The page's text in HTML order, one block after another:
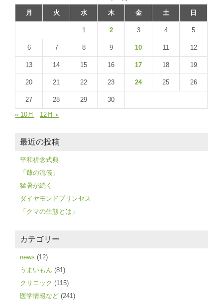
月
火 水 木 金 土 日
1 2 3 4 5
6 7 8 9 10 11 12
13 14 15 16 17 18 19
20 21 22 23 24 25 26
27 28 29
30
« 10月
12月 »
最近の投稿
平和祈念式典
「爺の流儀」
猛暑が続く
ダイヤモンドプリンセス
「クマの生態とは」
カテゴリー
news (12)
うまいもん (81)
クリニック (115)
医学情報など (241)